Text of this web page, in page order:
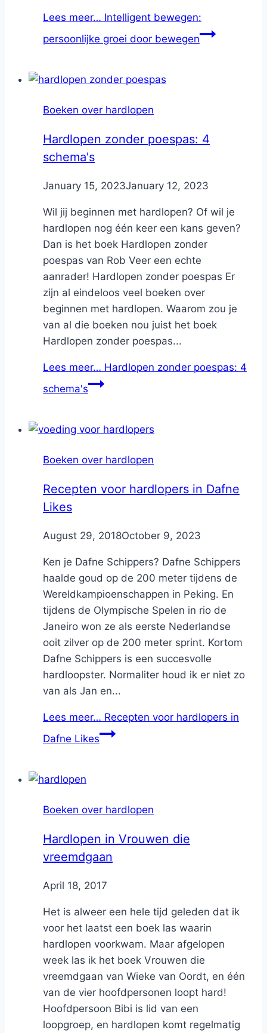
Lees meer… Intelligent bewegen:
persoonlijke groei door bewegen
Boeken over hardlopen
Hardlopen zonder poespas: 4
schema's
ByNicole
January 15, 2023January 12, 2023
Wil jij beginnen met hardlopen? Of wil je
hardlopen nog één keer een kans geven?
Dan is het boek Hardlopen zonder
poespas van Rob Veer een echte
aanrader! Hardlopen zonder poespas Er
zijn al eindeloos veel boeken over
beginnen met hardlopen. Waarom zou je
van al die boeken nou juist het boek
Hardlopen zonder poespas...
Lees meer… Hardlopen zonder poespas: 4
schema's
Boeken over hardlopen
Recepten voor hardlopers in Dafne
Likes
ByNicole
August 29, 2018October 9, 2023
Ken je Dafne Schippers? Dafne Schippers
haalde goud op de 200 meter tijdens de
Wereldkampioenschappen in Peking. En
tijdens de Olympische Spelen in rio de
Janeiro won ze als eerste Nederlandse
ooit zilver op de 200 meter sprint. Kortom
Dafne Schippers is een succesvolle
hardloopster. Normaliter houd ik er niet zo
van als Jan en...
Lees meer… Recepten voor hardlopers in
Dafne Likes
Boeken over hardlopen
Hardlopen in Vrouwen die
vreemdgaan
ByNicole
April 18, 2017
Het is alweer een hele tijd geleden dat ik
voor het laatst een boek las waarin
hardlopen voorkwam. Maar afgelopen
week las ik het boek Vrouwen die
vreemdgaan van Wieke van Oordt, en één
van de vier hoofdpersonen loopt hard!
Hoofdpersoon Bibi is lid van een
loopgroep, en hardlopen komt regelmatig